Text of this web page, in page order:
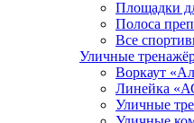
Площадки
Полоса
Все
Уличные
Воркаут
Линейка
Уличные